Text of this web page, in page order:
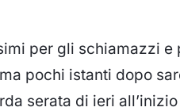
per gli schiamazzi e
pochi istanti dopo
serata di ieri